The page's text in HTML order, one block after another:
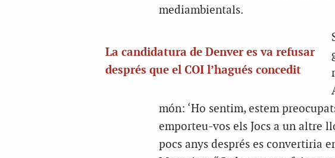
mediambientals.
La candidatura de Denver es va refusar
després que el COI l’hagués concedit
món: ‘Ho sentim, estem
emporteu-vos els Jocs a un altre
pocs anys després es convertiria